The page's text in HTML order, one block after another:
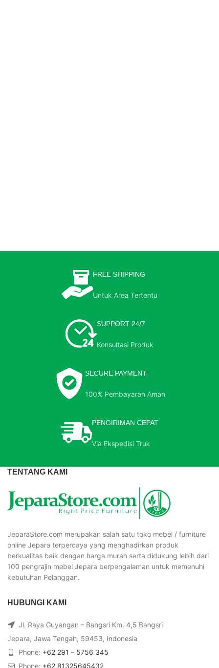
FREE SHIPPING
Untuk Area Tertentu
SUPPORT 24/7
Konsultasi Produk
SECURE PAYMENT
100% Pembayaran Aman
PENGIRIMAN CEPAT
Via Ekspedisi Truk
TENTANG KAMI
JeparaStore.com merupakan salah satu toko mebel / furniture
online Jepara terpercaya yang menghadirkan produk
berkualitas baik dengan harga murah serta didukung lebih dari
100 pengrajin mebel Jepara berpengalaman untuk memenuhi
kebutuhan Pelanggan.
HUBUNGI KAMI
Jl. Raya Guyangan – Bangsri Km. 4,5 Bangsri
Jepara, Jawa Tengah, 59453, Indonesia
Phone: +62 291 – 5756 345
Phone: +62 81325645432